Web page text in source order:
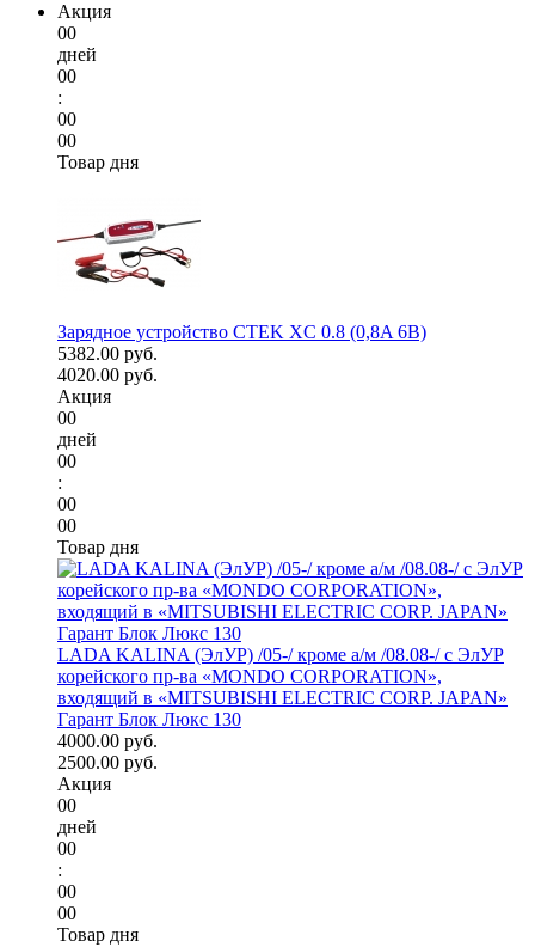
Акция
00
дней
00
:
00
00
Товар дня
Зарядное устройство CTEK XC 0.8 (0,8A 6В)
5382.00 руб.
4020.00 руб.
Акция
00
дней
00
:
00
00
Товар дня
LADA KALINA (ЭлУР) /05-/ кроме а/м /08.08-/ с ЭлУР
корейского пр-ва «MONDO CORPORATION»,
входящий в «MITSUBISHI ELECTRIC CORP. JAPAN»
Гарант Блок Люкс 130
4000.00 руб.
2500.00 руб.
Акция
00
дней
00
:
00
00
Товар дня